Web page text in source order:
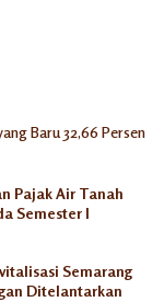
Pajak Air Tanah
Semester I
Semarang
Ditelantarkan